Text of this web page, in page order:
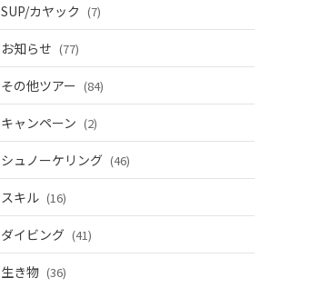
SUP/カヤック (7)
お知らせ (77)
その他ツアー (84)
キャンペーン (2)
シュノーケリング (46)
スキル (16)
ダイビング (41)
生き物 (36)